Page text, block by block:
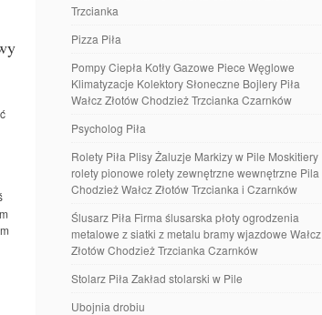
Trzcianka
Pizza Piła
Pompy Ciepła Kotły Gazowe Piece Węglowe
Klimatyzacje Kolektory Słoneczne Bojlery Piła
Wałcz Złotów Chodzież Trzcianka Czarnków
Psycholog Piła
Rolety Piła Plisy Żaluzje Markizy w Pile Moskitiery
rolety pionowe rolety zewnętrzne wewnętrzne Pila
Chodzież Wałcz Złotów Trzcianka i Czarnków
Ślusarz Piła Firma ślusarska płoty ogrodzenia
metalowe z siatki z metalu bramy wjazdowe Wałcz
Złotów Chodzież Trzcianka Czarnków
Stolarz Piła Zakład stolarski w Pile
Ubojnia drobiu